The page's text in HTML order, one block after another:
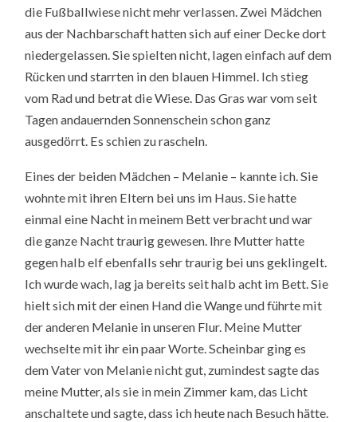
die Fußballwiese nicht mehr verlassen. Zwei Mädchen
aus der Nachbarschaft hatten sich auf einer Decke dort
niedergelassen. Sie spielten nicht, lagen einfach auf dem
Rücken und starrten in den blauen Himmel. Ich stieg
vom Rad und betrat die Wiese. Das Gras war vom seit
Tagen andauernden Sonnenschein schon ganz
ausgedörrt. Es schien zu rascheln.
Eines der beiden Mädchen – Melanie – kannte ich. Sie
wohnte mit ihren Eltern bei uns im Haus. Sie hatte
einmal eine Nacht in meinem Bett verbracht und war
die ganze Nacht traurig gewesen. Ihre Mutter hatte
gegen halb elf ebenfalls sehr traurig bei uns geklingelt.
Ich wurde wach, lag ja bereits seit halb acht im Bett. Sie
hielt sich mit der einen Hand die Wange und führte mit
der anderen Melanie in unseren Flur. Meine Mutter
wechselte mit ihr ein paar Worte. Scheinbar ging es
dem Vater von Melanie nicht gut, zumindest sagte das
meine Mutter, als sie in mein Zimmer kam, das Licht
anschaltete und sagte, dass ich heute nach Besuch hätte.